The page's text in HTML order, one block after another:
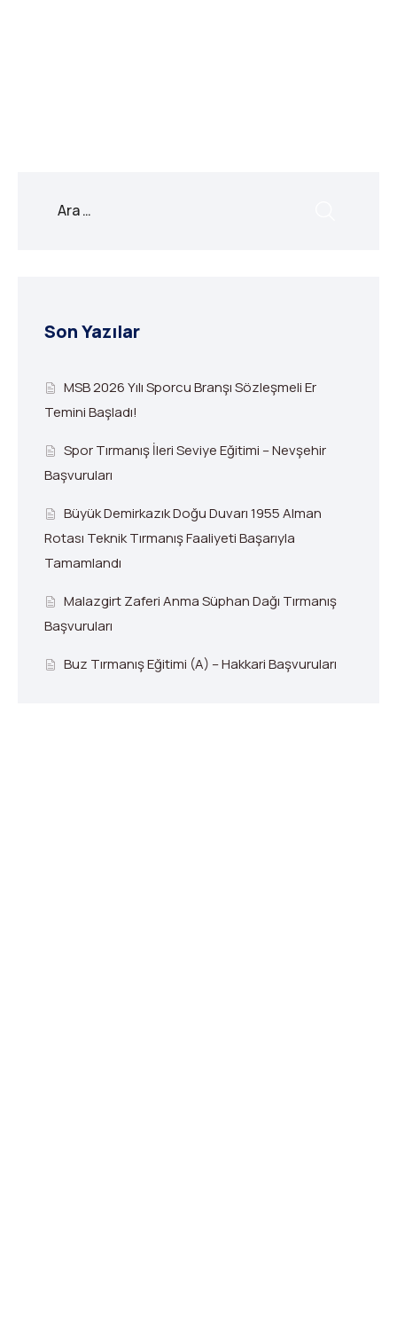
Son Yazılar
MSB 2026 Yılı Sporcu Branşı Sözleşmeli Er
Temini Başladı!
Spor Tırmanış İleri Seviye Eğitimi – Nevşehir
Başvuruları
Büyük Demirkazık Doğu Duvarı 1955 Alman
Rotası Teknik Tırmanış Faaliyeti Başarıyla
Tamamlandı
Malazgirt Zaferi Anma Süphan Dağı Tırmanış
Başvuruları
Buz Tırmanış Eğitimi (A) – Hakkari Başvuruları